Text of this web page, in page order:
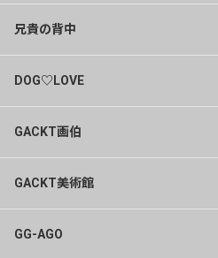
兄貴の背中
DOG♡LOVE
GACKT画伯
GACKT美術館
GG-AGO